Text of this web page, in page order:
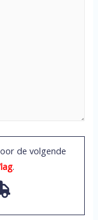
de volgende
.